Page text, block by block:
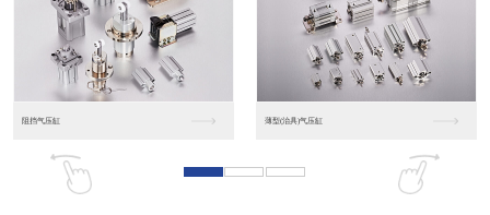
松下人机界面DP10... 数字光钎传感器FX-...